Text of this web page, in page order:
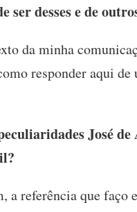
ser desses e de
da minha
responder aqui
José
a referência que faço